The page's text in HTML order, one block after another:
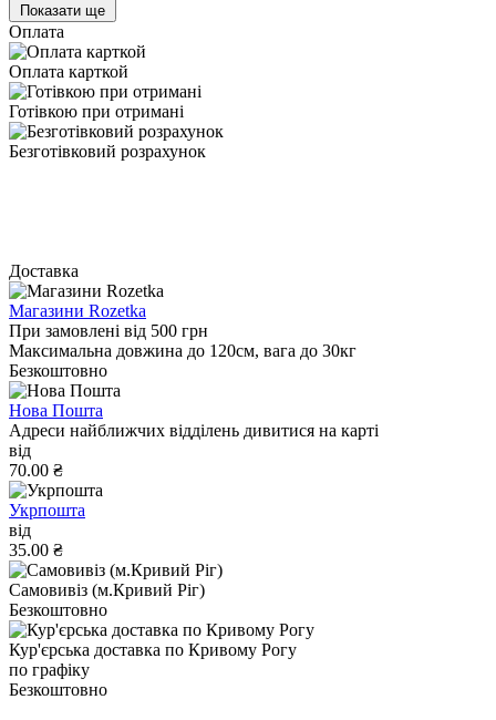
Показати ще
Оплата
Оплата карткой
Готівкою при отримані
Безготівковий розрахунок
Доставка
Магазини Rozetka
При замовлені від 500 грн
Максимальна довжина до 120см, вага до 30кг
Безкоштовно
Нова Пошта
Адреси найближчих відділень дивитися на карті
від
70.00 ₴
Укрпошта
від
35.00 ₴
Самовивіз (м.Кривий Ріг)
Безкоштовно
Кур'єрська доставка по Кривому Рогу
по графіку
Безкоштовно